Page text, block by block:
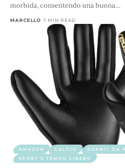
morbida, consentendo una buona…
MARCELLO 1 MIN READ
AMAZON CALCIO GUANTI DA
SPORT E TEMPO LIBERO